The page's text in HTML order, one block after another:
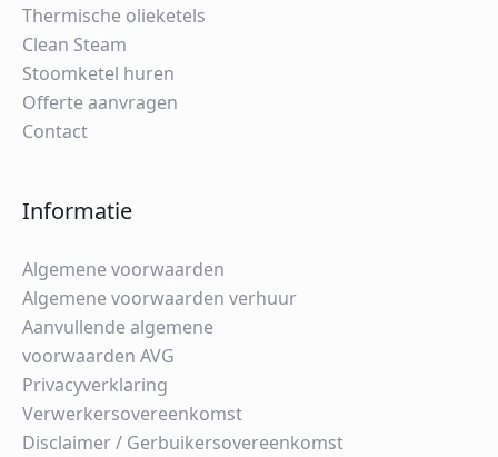
Thermische olieketels
Clean Steam
Stoomketel huren
Offerte aanvragen
Contact
Informatie
Algemene voorwaarden
Algemene voorwaarden verhuur
Aanvullende algemene
voorwaarden AVG
Privacyverklaring
Verwerkersovereenkomst
Disclaimer / Gerbuikersovereenkomst